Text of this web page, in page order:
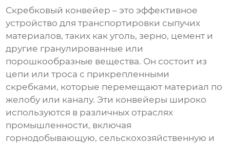
Скребковый конвейер – это эффективное
устройство для транспортировки сыпучих
материалов, таких как уголь, зерно, цемент и
другие гранулированные или
порошкообразные вещества. Он состоит из
цепи или троса с прикрепленными
скребками, которые перемещают материал по
желобу или каналу. Эти конвейеры широко
используются в различных отраслях
промышленности, включая
горнодобывающую, сельскохозяйственную и